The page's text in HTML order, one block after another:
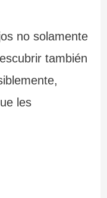
no solamente
también
les